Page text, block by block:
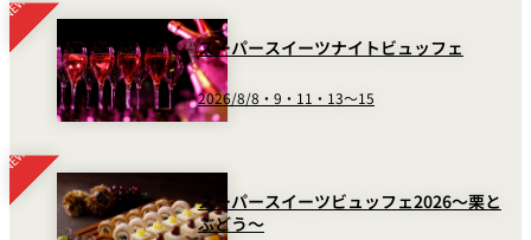
ルームサービス
ルームサービ
ス
スーパースイーツナイトビュッフェ
2026/8/8・9・11・13～15
スーパースイーツビュッフェ2026～栗と
ぶどう～